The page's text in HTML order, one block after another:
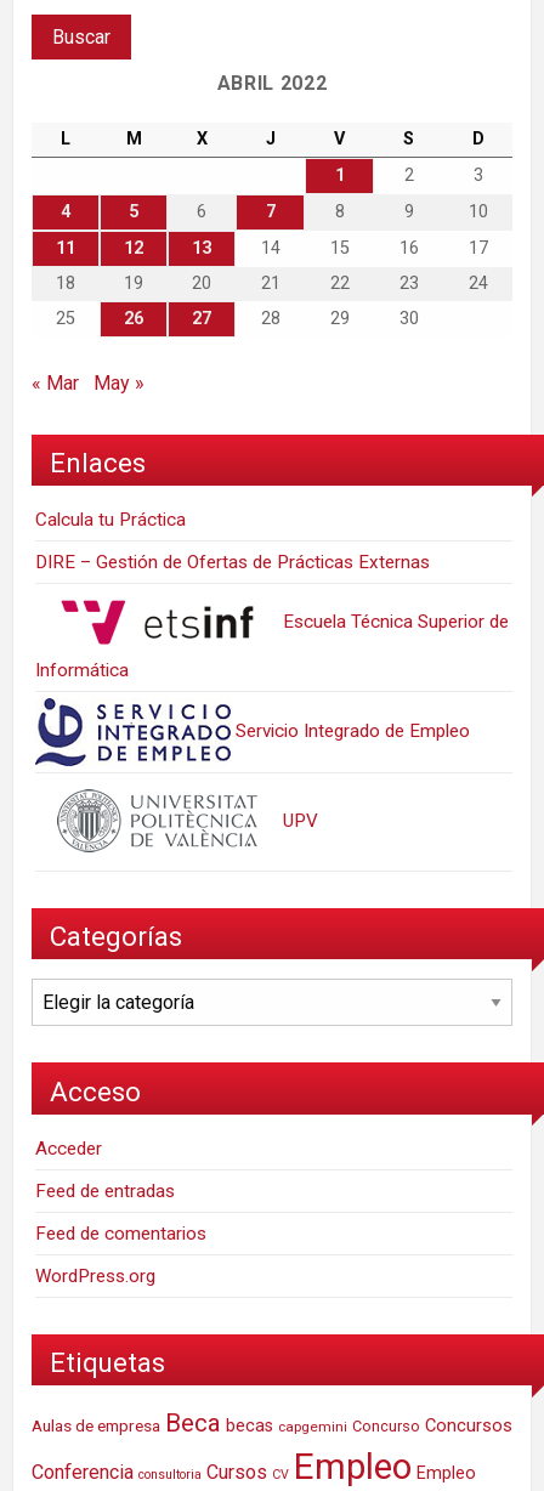
ABRIL 2022
L M X J V S
D
1
2
3
4
5 6 7 8 9
10
11
12 13 14 15 16
17
18
19 20 21 22 23
24
25
26 27 28 29 30
« Mar May »
Enlaces
Calcula tu Práctica
DIRE – Gestión de Ofertas de Prácticas Externas
Escuela Técnica Superior de
Informática
Servicio Integrado de Empleo
UPV
Categorías
Categorías
Acceso
Acceder
Feed de entradas
Feed de comentarios
WordPress.org
Etiquetas
Aulas de empresa Beca becas capgemini Concurso Concursos
Conferencia consultoria Cursos CV Empleo Empleo